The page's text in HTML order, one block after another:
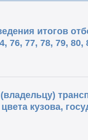
итогов
76, 77, 78, 79,
кузова,